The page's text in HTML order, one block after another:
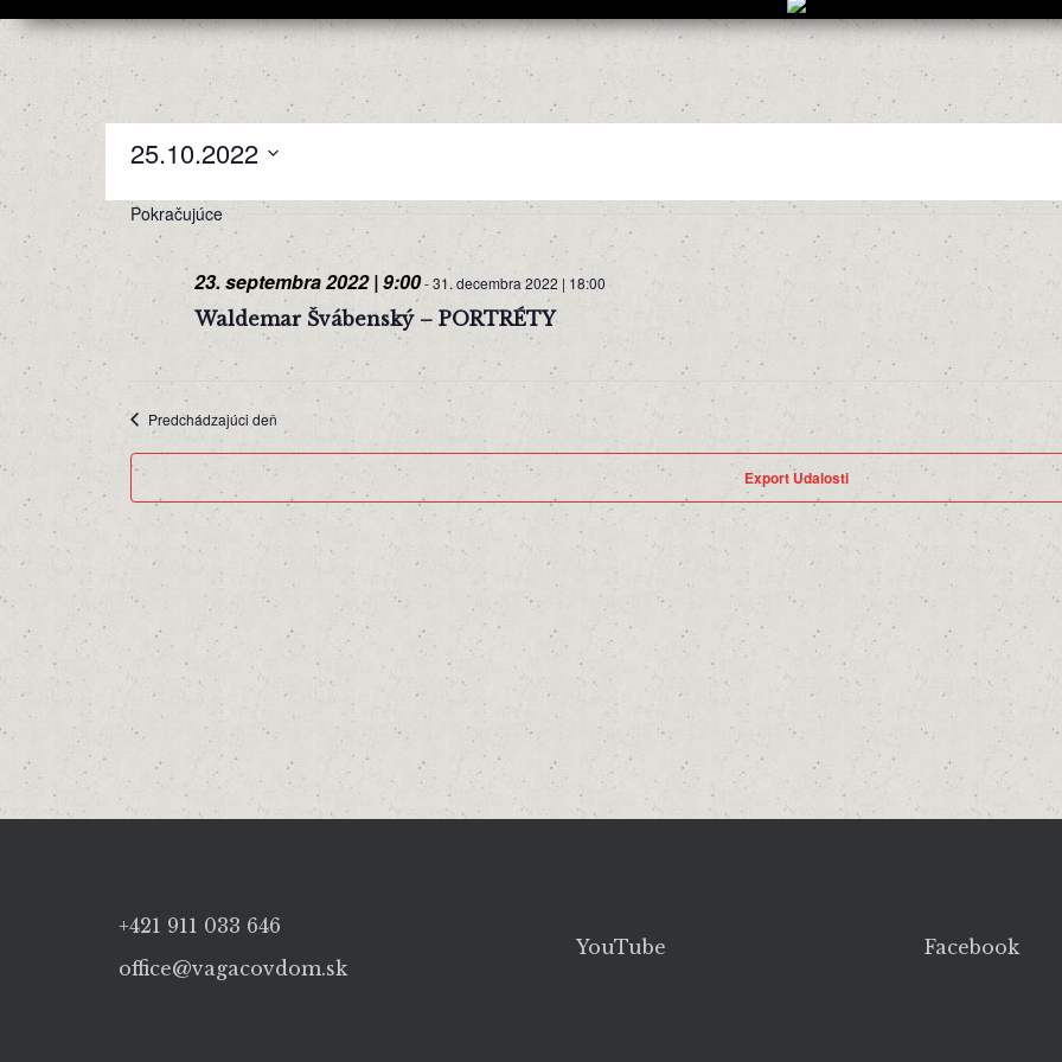
25.10.2022
date.
Pokračujúce
23. septembra 2022 | 9:00-31. decembra 2022 | 18:00
Waldemar Švábenský – PORTRÉTY
Predchádzajúci deň
Export Udalosti
+421 911 033 646
office@vagacovdom.sk
YouTube Facebook